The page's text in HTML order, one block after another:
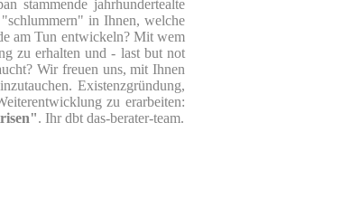
stammende jahrhundertealte
in Ihnen, welche
am Tun entwickeln? Mit wem
zu erhalten und - last but not
Wir freuen uns, mit Ihnen
Existenzgründung,
zu erarbeiten:
. Ihr dbt das-berater-team.